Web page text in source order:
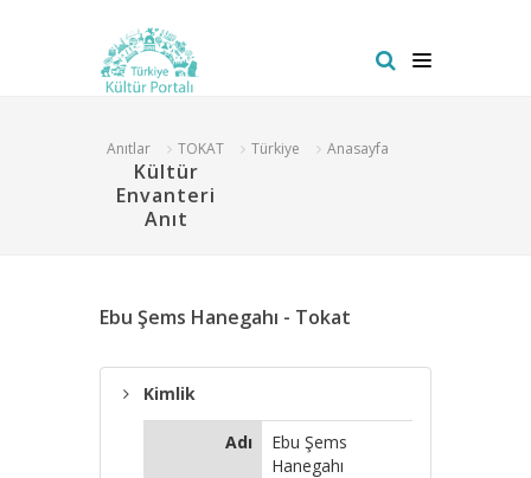
Anıtlar TOKAT Türkiye Anasayfa
Kültür
Envanteri
Anıt
Ebu Şems Hanegahı - Tokat
Kimlik
Adı
Ebu Şems
Hanegahı